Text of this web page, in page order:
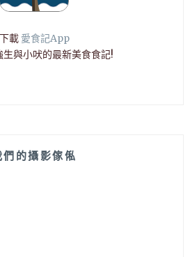
下載 愛食記App
生與小吠的最新美食食記!
們的攝影傢俬